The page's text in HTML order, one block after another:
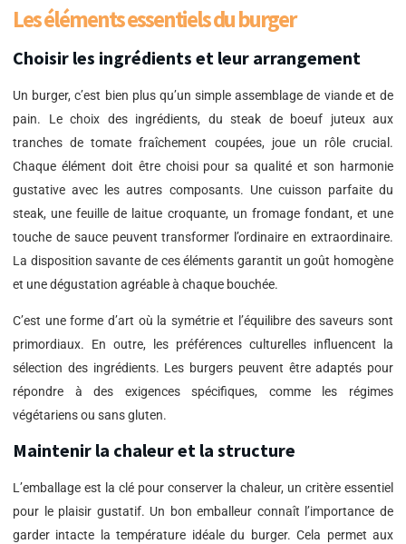
Les éléments essentiels du burger
Choisir les ingrédients et leur arrangement
Un burger, c’est bien plus qu’un simple assemblage de viande et de
pain. Le choix des ingrédients, du steak de boeuf juteux aux
tranches de tomate fraîchement coupées, joue un rôle crucial.
Chaque élément doit être choisi pour sa qualité et son harmonie
gustative avec les autres composants. Une cuisson parfaite du
steak, une feuille de laitue croquante, un fromage fondant, et une
touche de sauce peuvent transformer l’ordinaire en extraordinaire.
La disposition savante de ces éléments garantit un goût homogène
et une dégustation agréable à chaque bouchée.
C’est une forme d’art où la symétrie et l’équilibre des saveurs sont
primordiaux. En outre, les préférences culturelles influencent la
sélection des ingrédients. Les burgers peuvent être adaptés pour
répondre à des exigences spécifiques, comme les régimes
végétariens ou sans gluten.
Maintenir la chaleur et la structure
L’emballage est la clé pour conserver la chaleur, un critère essentiel
pour le plaisir gustatif. Un bon emballeur connaît l’importance de
garder intacte la température idéale du burger. Cela permet aux